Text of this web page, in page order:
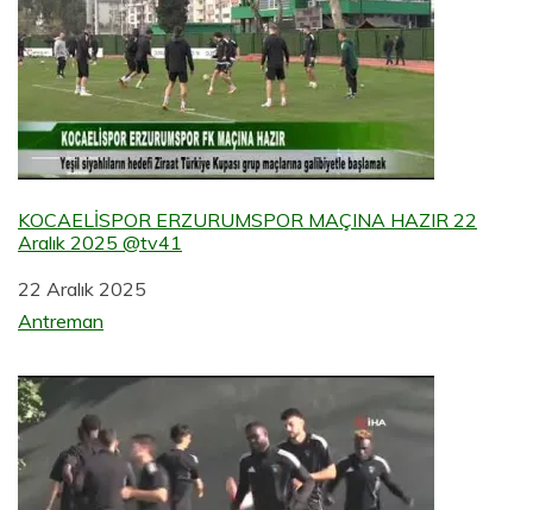
KOCAELİSPOR ERZURUMSPOR MAÇINA HAZIR 22
Aralık 2025 @tv41
Tarih
22 Aralık 2025
Şuna göre:
Antreman